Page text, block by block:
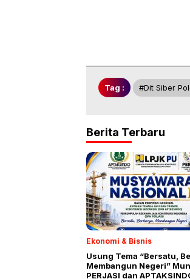
Tag : #dit Siber
Berita Terbaru
Ekonomi & Bisnis
Usung Tema “Bersatu,
Membangun Negeri”
PERJASI dan